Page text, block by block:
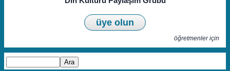
üye olun
öğretmenler için